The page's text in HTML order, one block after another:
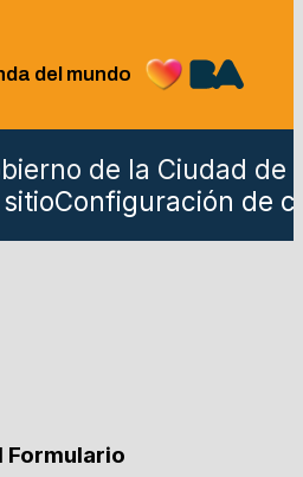
del mundo
de la Ciudad de
Configuración de
Formulario